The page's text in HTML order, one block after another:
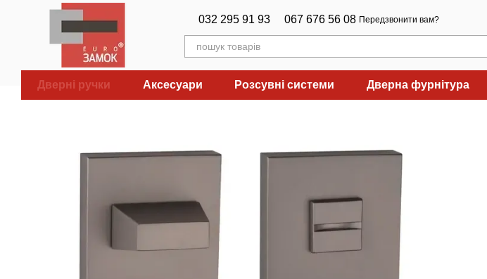
Перейти до основного контенту
032 295 91 93 067 676 56 08 Передзвонити вам?
Дверні ручки Аксесуари Розсувні системи Дверна фурнітура